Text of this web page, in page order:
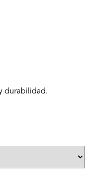
durabilidad.